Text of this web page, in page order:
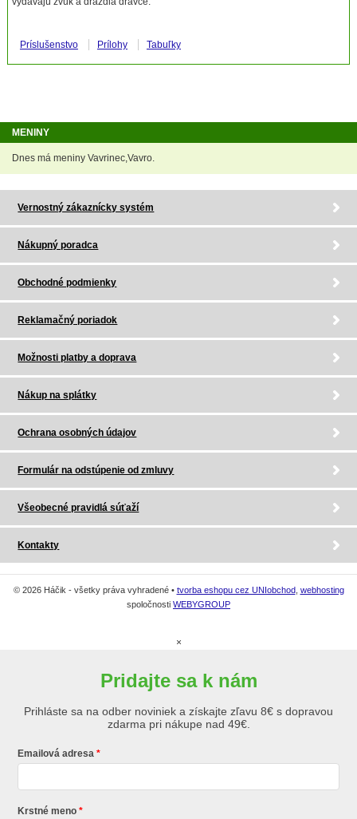
Príslušenstvo Prílohy Tabuľky
MENINY
Dnes má meniny Vavrinec,Vavro.
Vernostný zákaznícky systém
Nákupný poradca
Obchodné podmienky
Reklamačný poriadok
Možnosti platby a doprava
Nákup na splátky
Ochrana osobných údajov
Formulár na odstúpenie od zmluvy
Všeobecné pravidlá súťaží
Kontakty
© 2026 Háčik - všetky práva vyhradené • tvorba eshopu cez UNIobchod, webhosting
spoločnosti WEBYGROUP
×
Pridajte sa k nám
Prihláste sa na odber noviniek a získajte zľavu 8€ s dopravou
zdarma pri nákupe nad 49€.
Emailová adresa
Krstné meno